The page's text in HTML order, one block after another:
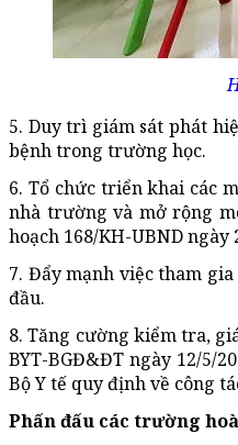
5. Duy trì giám sát phát
bệnh trong trường học.
6. Tổ chức triển khai các
nhà trường và mở rộng
hoạch 168/KH-UBND ngày
7. Đẩy mạnh việc tham gia
đầu.
8. Tăng cường kiểm tra,
BYT-BGĐ&ĐT ngày 12/5/
Bộ Y tế quy định về công
Phấn đấu các trường